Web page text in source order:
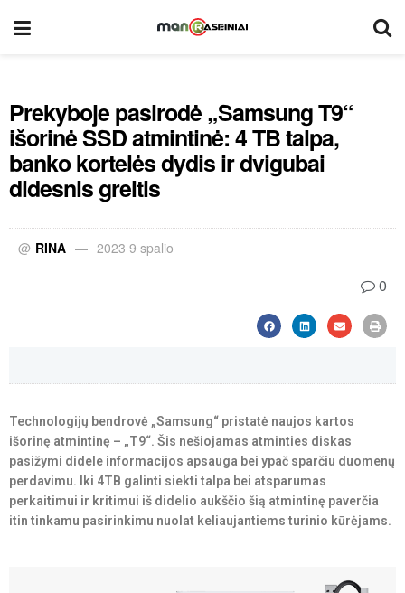
Prekyboje pasirodė „Samsung T9“
išorinė SSD atmintinė: 4 TB talpa,
banko kortelės dydis ir dvigubai
didesnis greitis
@ RINA 2023 9 spalio
0
Technologijų bendrovė „Samsung“ pristatė naujos kartos
išorinę atmintinę – „T9“. Šis nešiojamas atminties diskas
pasižymi didele informacijos apsauga bei ypač sparčiu duomenų
perdavimu. Iki 4TB galinti siekti talpa bei atsparumas
perkaitimui ir kritimui iš didelio aukščio šią atmintinę paverčia
itin tinkamu pasirinkimu nuolat keliaujantiems turinio kūrėjams.